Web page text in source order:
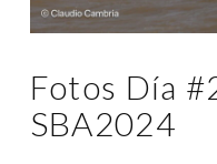
Fotos Día
SBA2024